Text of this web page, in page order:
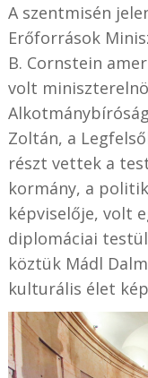
A szentmisén
Erőforrások
B. Cornstein
volt
Zoltán, a
részt vettek a
kormány, a
képviselője, volt
diplomáciai
köztük Mádl
kulturális élet